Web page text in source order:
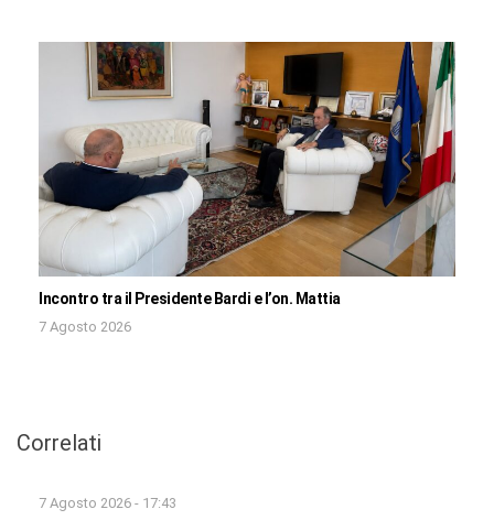
Incontro tra il Presidente Bardi e l’on. Mattia
7 Agosto 2026
Correlati
7 Agosto 2026 - 17:43